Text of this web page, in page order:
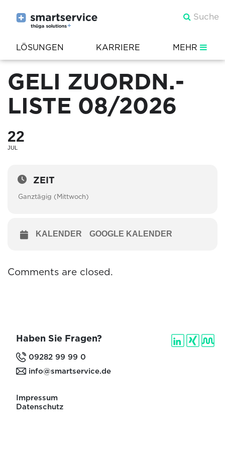
LÖSUNGEN KARRIERE MEHR
GELI ZUORDN.-
LISTE 08/2026
22
JUL
ZEIT
Ganztägig (Mittwoch)
KALENDER GOOGLE KALENDER
Comments are closed.
Haben Sie Fragen?
09282 99 99 0
info@smartservice.de
Impressum
Datenschutz